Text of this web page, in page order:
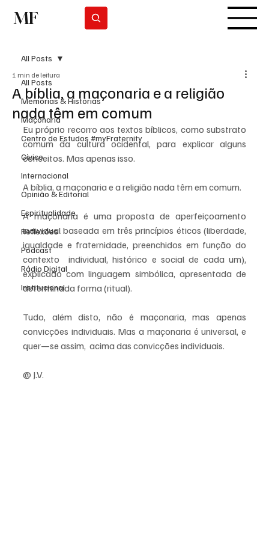
MF
All Posts
Memórias & Histórias
Maçonaria
Centro de Estudos #myFraternity
Cívico
Internacional
Opinião & Editorial
Espiritualidade
Reflexões
Podcast
Rádio Digital
Institucional
All Posts
A bíblia, a maçonaria e a religião
nada têm em comum
1 min de leitura
Eu próprio recorro aos textos bíblicos, como substrato
comum da cultura ocidental, para explicar alguns
conceitos. Mas apenas isso.
A bíblia, a maçonaria e a religião nada têm em comum.
A maçonaria é uma proposta de aperfeiçoamento
individual baseada em três princípios éticos (liberdade,
igualdade e fraternidade, preenchidos em função do
contexto  individual, histórico e social de cada um),
explicado com linguagem simbólica, apresentada de
determinada forma (ritual).
Tudo, além disto, não é maçonaria, mas apenas
convicções individuais. Mas a maçonaria é universal, e
quer—se assim,  acima das convicções individuais.
@ J.V.